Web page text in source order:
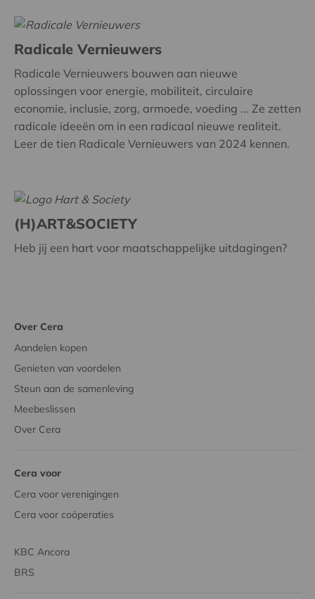
Radicale Vernieuwers
Radicale Vernieuwers bouwen aan nieuwe
oplossingen voor energie, mobiliteit, circulaire
economie, inclusie, zorg, armoede, voeding ... Ze zetten
radicale ideeën om in een radicaal nieuwe realiteit.
Leer de tien Radicale Vernieuwers van 2024 kennen.
(H)ART&SOCIETY
Heb jij een hart voor maatschappelijke uitdagingen?
Over Cera
Aandelen kopen
Genieten van voordelen
Steun aan de samenleving
Meebeslissen
Over Cera
Cera voor
Cera voor verenigingen
Cera voor coöperaties
KBC Ancora
BRS